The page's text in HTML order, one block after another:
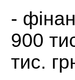
-
900
тис.